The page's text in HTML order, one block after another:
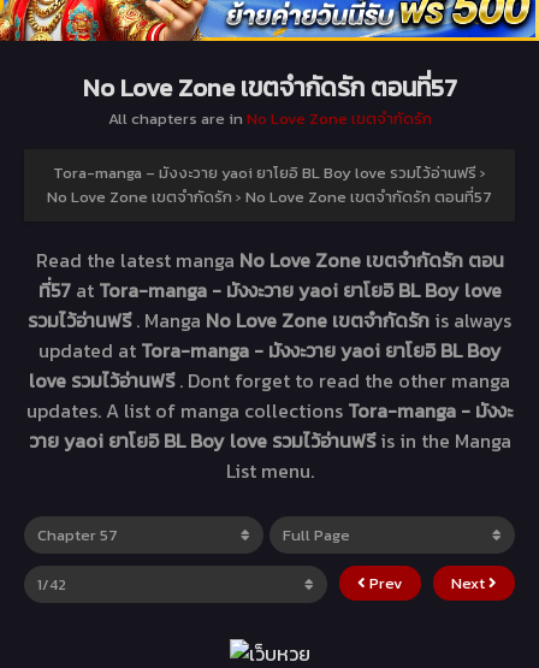
No Love Zone เขตจำกัดรัก ตอนที่57
All chapters are in No Love Zone เขตจำกัดรัก
Tora-manga – มังงะวาย yaoi ยาโยอิ BL Boy love รวมไว้อ่านฟรี ›
No Love Zone เขตจำกัดรัก › No Love Zone เขตจำกัดรัก ตอนที่57
Read the latest manga No Love Zone เขตจำกัดรัก ตอน
ที่57 at Tora-manga - มังงะวาย yaoi ยาโยอิ BL Boy love
รวมไว้อ่านฟรี. Manga No Love Zone เขตจำกัดรัก is always
updated at Tora-manga - มังงะวาย yaoi ยาโยอิ BL Boy
love รวมไว้อ่านฟรี. Dont forget to read the other manga
updates. A list of manga collections Tora-manga - มังงะ
วาย yaoi ยาโยอิ BL Boy love รวมไว้อ่านฟรีis in the Manga
List menu.
Prev Next